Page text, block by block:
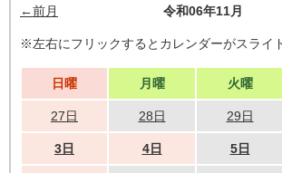
←前月 令和06年11月
※左右にフリックするとカレンダーがスライ
日曜 月曜 火曜
27日 28日 29日
3日 4日 5日